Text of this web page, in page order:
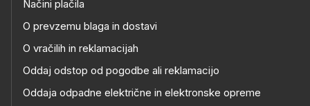
Načini plačila
O prevzemu blaga in dostavi
O vračilih in reklamacijah
Oddaj odstop od pogodbe ali reklamacijo
Oddaja odpadne električne in elektronske opreme